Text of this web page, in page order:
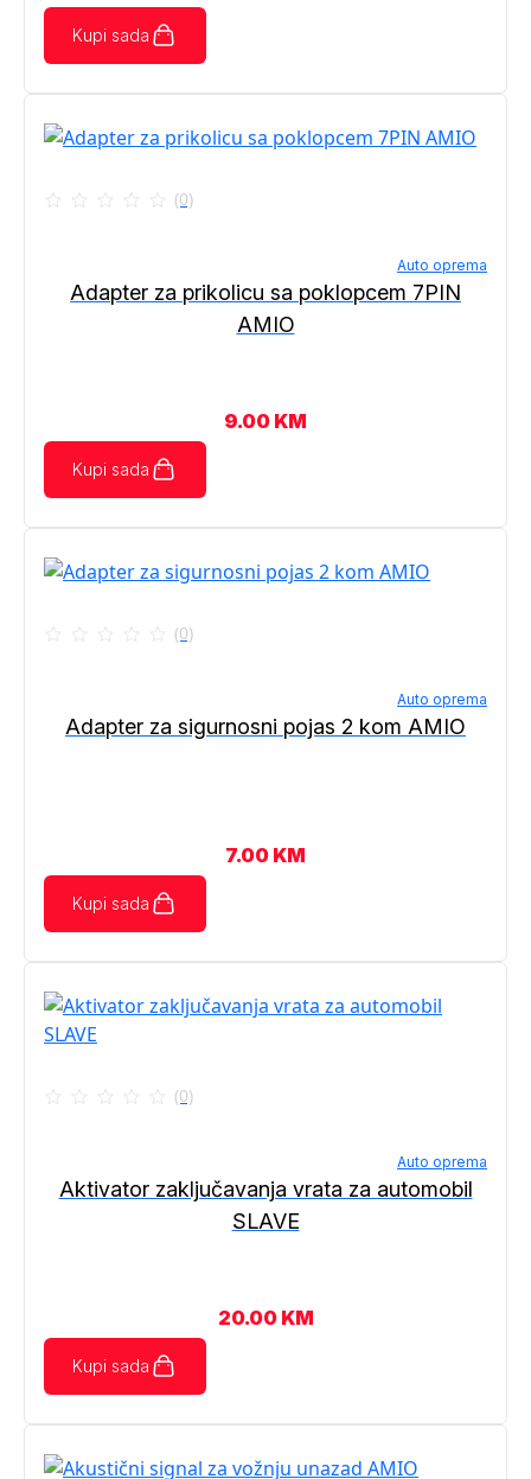
Kupi sada
(0)
Auto oprema
Adapter za prikolicu sa poklopcem 7PIN
AMIO
9.00 KM
Kupi sada
(0)
Auto oprema
Adapter za sigurnosni pojas 2 kom AMIO
7.00 KM
Kupi sada
(0)
Auto oprema
Aktivator zaključavanja vrata za automobil
SLAVE
20.00 KM
Kupi sada